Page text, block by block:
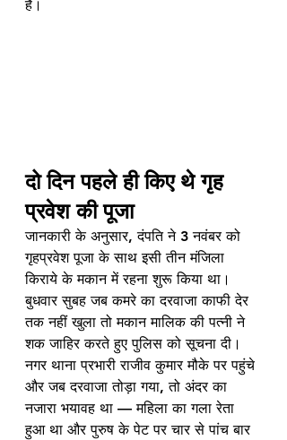
हैं।
दो दिन पहले ही किए थे गृह
प्रवेश की पूजा
जानकारी के अनुसार, दंपति ने 3 नवंबर को
गृहप्रवेश पूजा के साथ इसी तीन मंजिला
किराये के मकान में रहना शुरू किया था।
बुधवार सुबह जब कमरे का दरवाजा काफी देर
तक नहीं खुला तो मकान मालिक की पत्नी ने
शक जाहिर करते हुए पुलिस को सूचना दी।
नगर थाना प्रभारी राजीव कुमार मौके पर पहुंचे
और जब दरवाजा तोड़ा गया, तो अंदर का
नजारा भयावह था — महिला का गला रेता
हुआ था और पुरुष के पेट पर चार से पांच बार